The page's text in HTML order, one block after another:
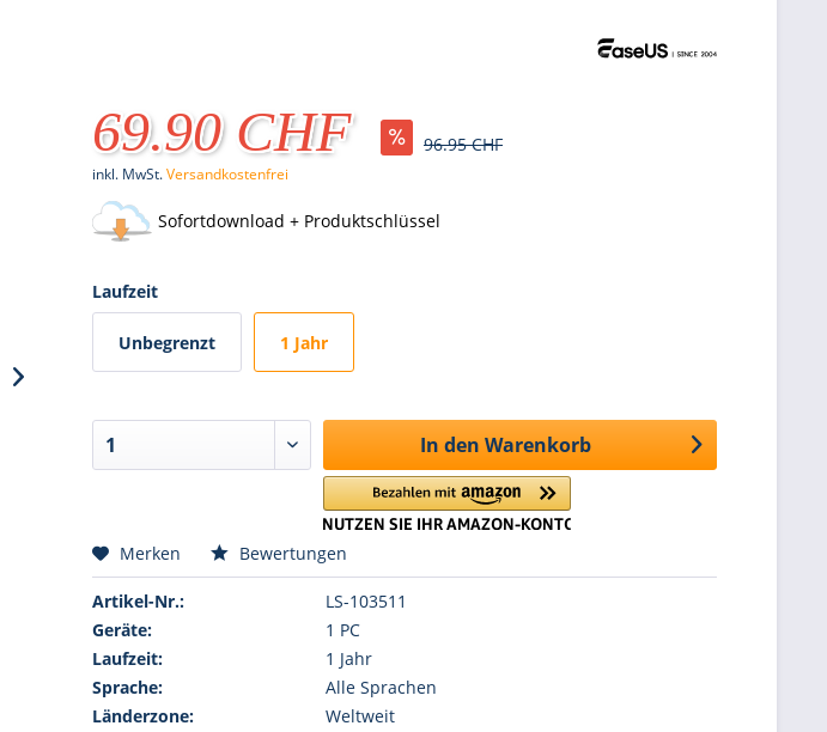
69.90 CHF 96.95 CHF
inkl. MwSt.Versandkostenfrei
Sofortdownload + Produktschlüssel
Laufzeit
Unbegrenzt 1 Jahr
In den Warenkorb
Merken Bewertungen
Artikel-Nr.:
LS-103511
Geräte:
1 PC
Laufzeit:
1 Jahr
Sprache:
Alle Sprachen
Länderzone:
Weltweit